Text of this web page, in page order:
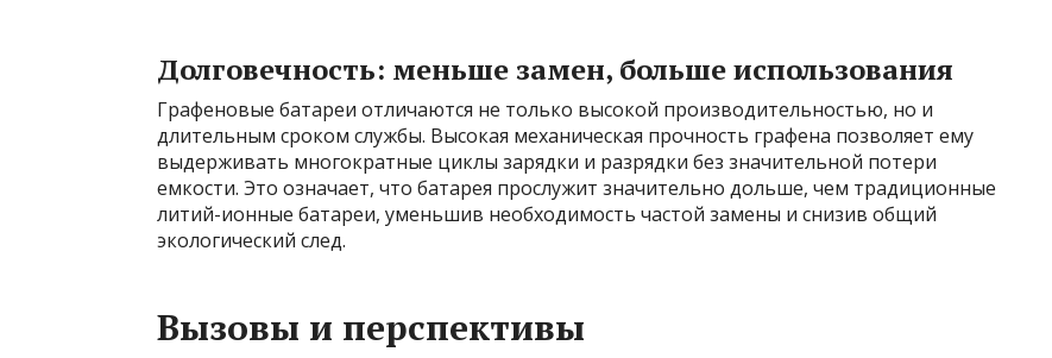
Долговечность: меньше замен, больше использования
Графеновые батареи отличаются не только высокой производительностью, но и
длительным сроком службы. Высокая механическая прочность графена позволяет ему
выдерживать многократные циклы зарядки и разрядки без значительной потери
емкости. Это означает, что батарея прослужит значительно дольше, чем традиционные
литий-ионные батареи, уменьшив необходимость частой замены и снизив общий
экологический след.
Вызовы и перспективы